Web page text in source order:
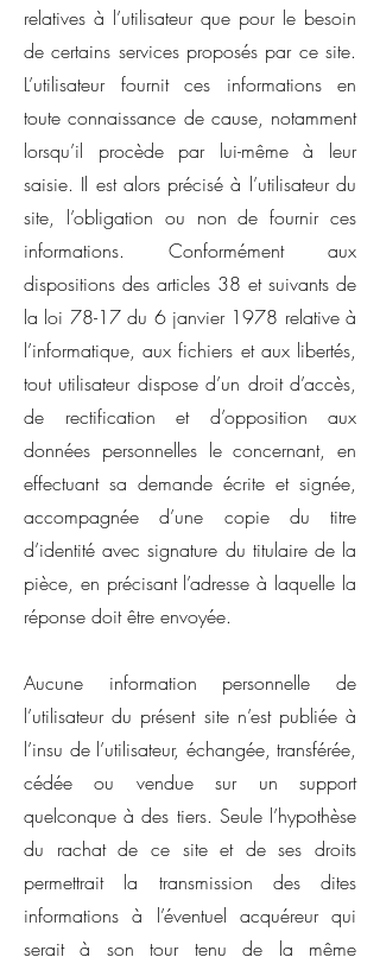
relatives à l’utilisateur que pour le besoin
de certains services proposés par ce site.
L’utilisateur fournit ces informations en
toute connaissance de cause, notamment
lorsqu’il procède par lui-même à leur
saisie. Il est alors précisé à l’utilisateur du
site, l’obligation ou non de fournir ces
informations. Conformément aux
dispositions des articles 38 et suivants de
la loi 78-17 du 6 janvier 1978 relative à
l’informatique, aux fichiers et aux libertés,
tout utilisateur dispose d’un droit d’accès,
de rectification et d’opposition aux
données personnelles le concernant, en
effectuant sa demande écrite et signée,
accompagnée d’une copie du titre
d’identité avec signature du titulaire de la
pièce, en précisant l’adresse à laquelle la
réponse doit être envoyée.
Aucune information personnelle de
l’utilisateur du présent site n’est publiée à
l’insu de l’utilisateur, échangée, transférée,
cédée ou vendue sur un support
quelconque à des tiers. Seule l’hypothèse
du rachat de ce site et de ses droits
permettrait la transmission des dites
informations à l’éventuel acquéreur qui
serait à son tour tenu de la même